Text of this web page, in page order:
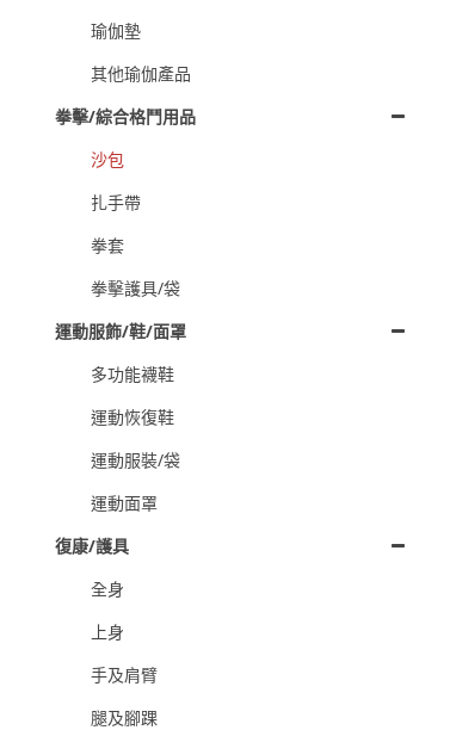
瑜伽墊
其他瑜伽產品
拳擊/綜合格鬥用品
沙包
扎手帶
拳套
拳擊護具/袋
運動服飾/鞋/面罩
多功能襪鞋
運動恢復鞋
運動服裝/袋
運動面罩
復康/護具
全身
上身
手及肩臂
腿及腳踝